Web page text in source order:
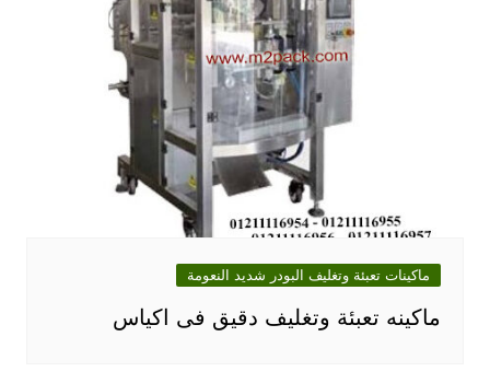
ماكينات تعبئة وتغليف البودر شديد النعومة
ماكينه تعبئة وتغليف دقيق فى اكياس